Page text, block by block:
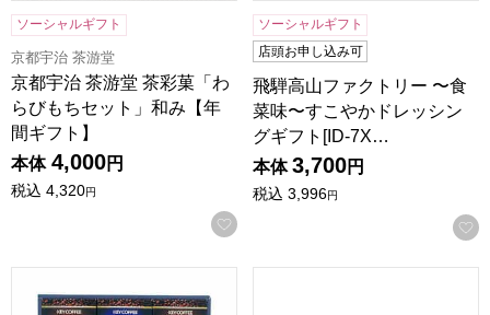
ソーシャルギフト
京都宇治 茶游堂
京都宇治 茶游堂 茶彩菓「わ
らびもちセット」和み【年
間ギフト】
本体 4,000円
税込 4,320円
お気に入りに登録する
ソーシャルギフト
店頭お申し込み可
飛騨高山ファクトリー 〜食
菜味〜すこやかドレッシン
グギフト[ID-7X…
本体 3,700円
税込 3,996円